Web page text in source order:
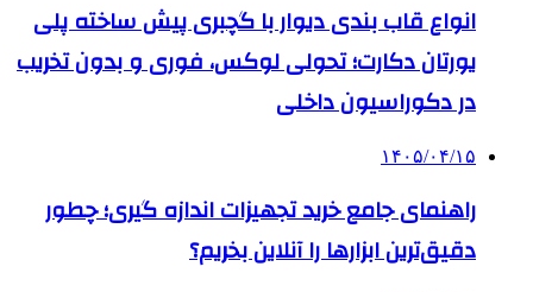
انواع قاب بندی دیوار با گچبری پیش ساخته پلی
یورتان دکارت؛ تحولی لوکس، فوری و بدون تخریب
در دکوراسیون داخلی
۱۴۰۵/۰۴/۱۵
راهنمای جامع خرید تجهیزات اندازه گیری؛ چطور
دقیق‌ترین ابزارها را آنلاین بخریم؟